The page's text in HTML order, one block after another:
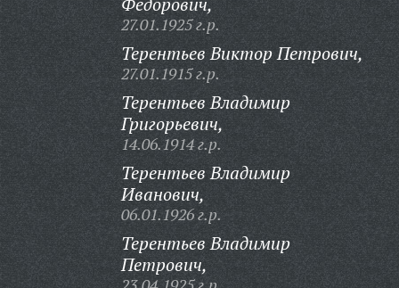
27.01.1925 г.р.
Терентьев Виктор Петрович,
27.01.1915 г.р.
Терентьев Владимир
Григорьевич,
14.06.1914 г.р.
Терентьев Владимир
Иванович,
06.01.1926 г.р.
Терентьев Владимир
Петрович,